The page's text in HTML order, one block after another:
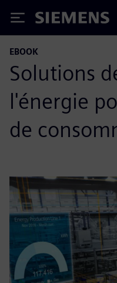
Siemens
EBOOK
Solutions
l'énergie
de